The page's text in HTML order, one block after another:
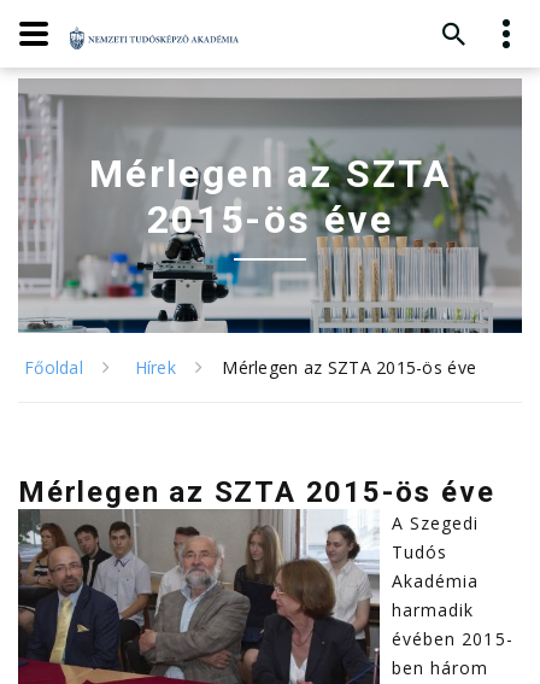
Mérlegen az SZTA
2015-ös éve
Főoldal Hírek Mérlegen az SZTA 2015-ös éve
Mérlegen az SZTA 2015-ös éve
A Szegedi
Tudós
Akadémia
harmadik
évében 2015-
ben három